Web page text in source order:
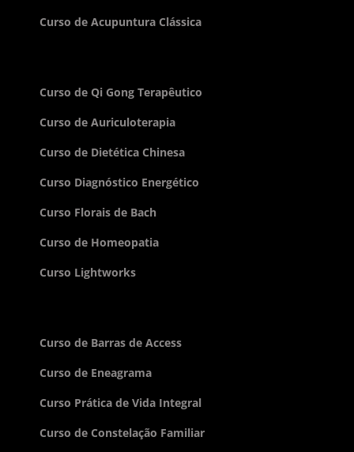
Curso de Acupuntura Clássica
Curso de Qi Gong Terapêutico
Curso de Auriculoterapia
Curso de Dietética Chinesa
Curso Diagnóstico Energético
Curso Florais de Bach
Curso de Homeopatia
Curso Lightworks
Curso de Barras de Access
Curso de Eneagrama
Curso Prática de Vida Integral
Curso de Constelação Familiar